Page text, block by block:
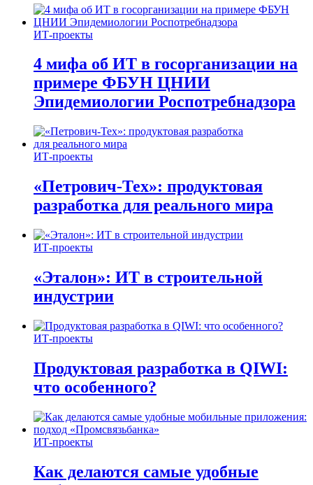
ИТ-проекты
4 мифа об ИТ в госорганизации на
примере ФБУН ЦНИИ
Эпидемиологии Роспотребнадзора
ИТ-проекты
«Петрович-Тех»: продуктовая
разработка для реального мира
ИТ-проекты
«Эталон»: ИТ в строительной
индустрии
ИТ-проекты
Продуктовая разработка в QIWI:
что особенного?
ИТ-проекты
Как делаются самые удобные